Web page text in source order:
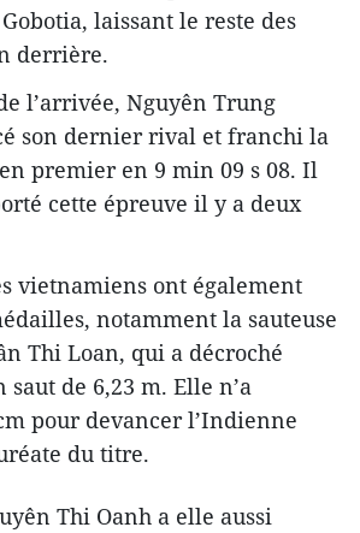
laissant le reste des
derrière.
l’arrivée, Nguyên Trung
son dernier rival et franchi la
premier en 9 min 09 s 08. Il
cette épreuve il y a deux
vietnamiens ont également
notamment la sauteuse
Thi Loan, qui a décroché
saut de 6,23 m. Elle n’a
pour devancer l’Indienne
du titre.
Thi Oanh a elle aussi